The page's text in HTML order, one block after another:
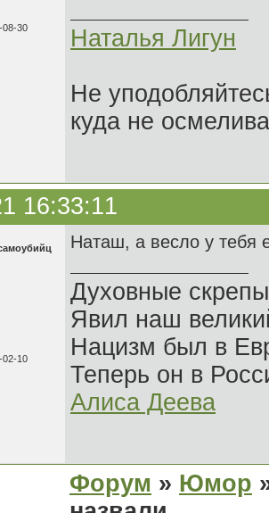
08-30
Наталья Лигун
Не
куда не
16:33:11
02-10
Наташ, а весло у тебя
Духовные
Явил наш
Нацизм был в
Теперь он в
Алиса Деева
Форум » Юмор